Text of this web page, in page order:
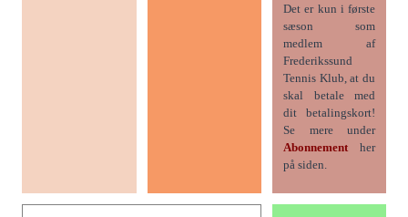
Det er kun i første
sæson som
medlem af
Frederikssund
Tennis Klub, at du
skal betale med
dit betalingskort!
Se mere under
Abonnement her
på siden.